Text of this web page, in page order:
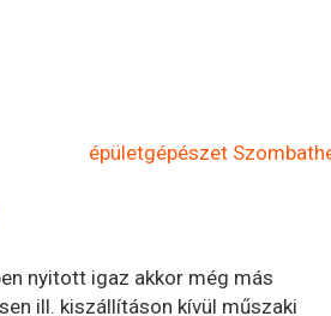
nyitott igaz akkor még más
ill. kiszállításon kívül műszaki